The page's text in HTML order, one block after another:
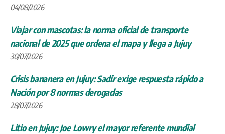
04/08/2026
Viajar con mascotas: la norma oficial de transporte
nacional de 2025 que ordena el mapa y llega a Jujuy
30/07/2026
Crisis bananera en Jujuy: Sadir exige respuesta rápido a
Nación por 8 normas derogadas
28/07/2026
Litio en Jujuy: Joe Lowry el mayor referente mundial